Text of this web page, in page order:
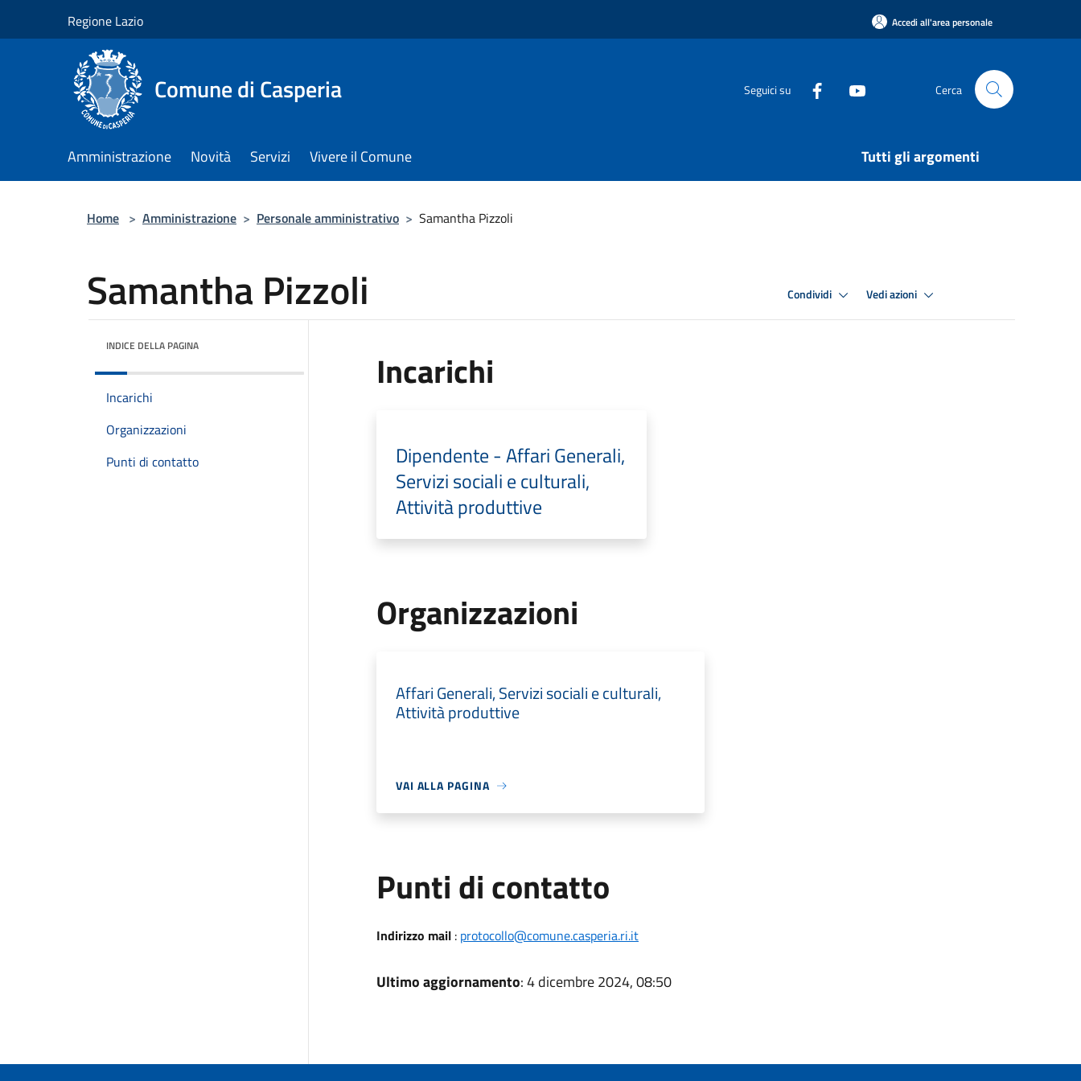
Regione Lazio Accedi all'area personale
Comune di Casperia Seguici su Cerca
Amministrazione Novità Servizi Vivere il Comune Tutti gli argomenti
Home > Amministrazione > Personale amministrativo > Samantha Pizzoli
Samantha Pizzoli Condividi Vedi azioni
INDICE DELLA PAGINA
Incarichi
Organizzazioni
Punti di contatto
Incarichi
Dipendente - Affari Generali,
Servizi sociali e culturali,
Attività produttive
Organizzazioni
Affari Generali, Servizi sociali e culturali,
Attività produttive
VAI ALLA PAGINA
Punti di contatto
Indirizzo mail: protocollo@comune.casperia.ri.it
Ultimo aggiornamento: 4 dicembre 2024, 08:50